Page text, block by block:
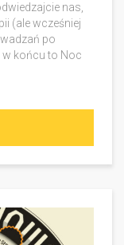
nas,
(ale wcześniej
po
w końcu to Noc